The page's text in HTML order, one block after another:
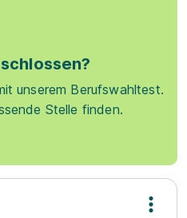
unserem Berufswahltest.
Stelle finden.